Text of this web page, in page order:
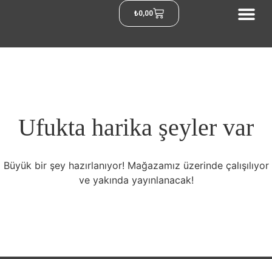
₺0,00
Ufukta harika şeyler var
Büyük bir şey hazırlanıyor! Mağazamız üzerinde çalışılıyor
ve yakında yayınlanacak!